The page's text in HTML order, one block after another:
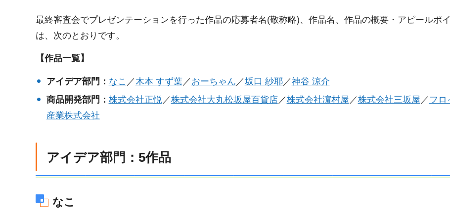
最終審査会でプレゼンテーションを行った作品の応募者名(敬称略)、作品名、作品の概要・アピールポ
は、次のとおりです。
【作品一覧】
アイデア部門： なこ ／ 木本 すず葉／ おーちゃん ／坂口 紗耶／神谷 涼介
商品開発部門： 株式会社正悦／株式会社大丸松坂屋百貨店／株式会社濵村屋 ／株式会社三坂屋 ／ フロ
産業株式会社
アイデア部門：5作品
なこ